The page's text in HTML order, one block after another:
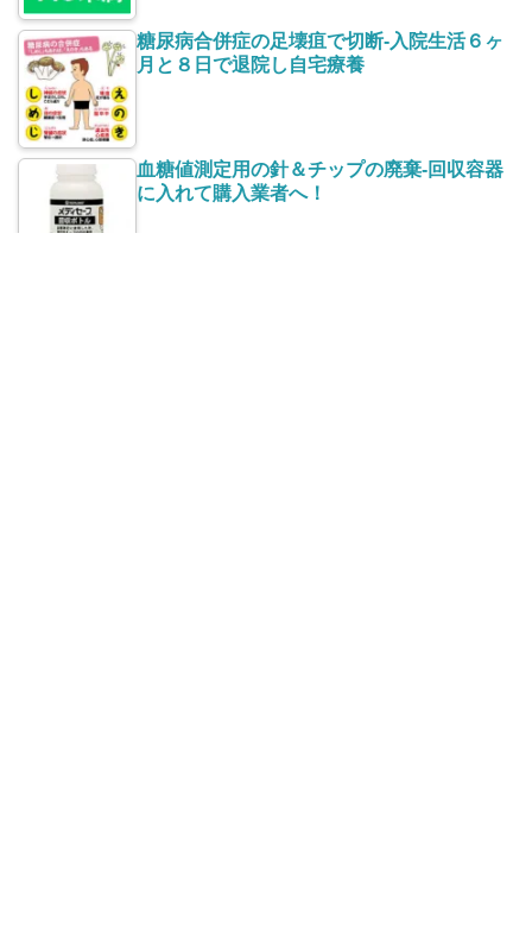
糖尿病合併症の足壊疽で切断-入院生活６ヶ
月と８日で退院し自宅療養
血糖値測定用の針＆チップの廃棄-回収容器
に入れて購入業者へ！